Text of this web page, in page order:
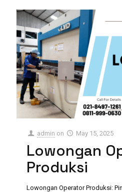
admin on May 15, 2025
Lowongan
Produksi
Lowongan Operator Produksi: